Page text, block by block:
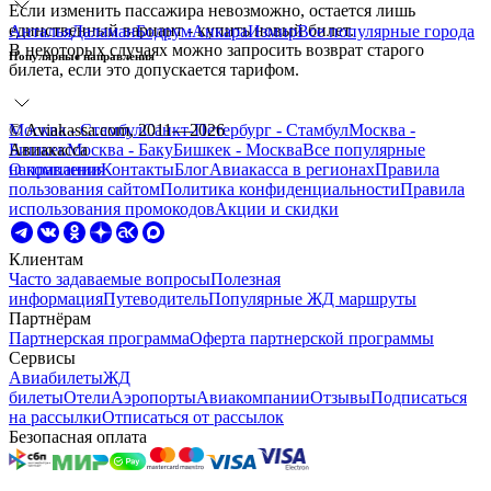
Если изменить пассажира невозможно, остается лишь
единственный вариант - купить новый билет.
В некоторых случаях можно запросить возврат старого
билета, если это допускается тарифом.
АнтальяДаламанБодрумАнкараИзмирВсе популярные города
Популярные направления
Москва - СтамбулСанкт-Петербург - СтамбулМосква -
БишкекМосква - БакуБишкек - МоскваВсе популярные
направления
© Aviakassa.com, 2011—2026
Авиакасса
О компанииКонтактыБлогАвиакасса в регионахПравила
пользования сайтомПолитика конфиденциальностиПравила
использования промокодовАкции и скидки
Клиентам
Часто задаваемые вопросыПолезная
информацияПутеводительПопулярные ЖД маршруты
Партнёрам
Партнерская программаОферта партнерской программы
Сервисы
АвиабилетыЖД
билетыОтелиАэропортыАвиакомпанииОтзывыПодписаться
на рассылкиОтписаться от рассылок
Безопасная оплата